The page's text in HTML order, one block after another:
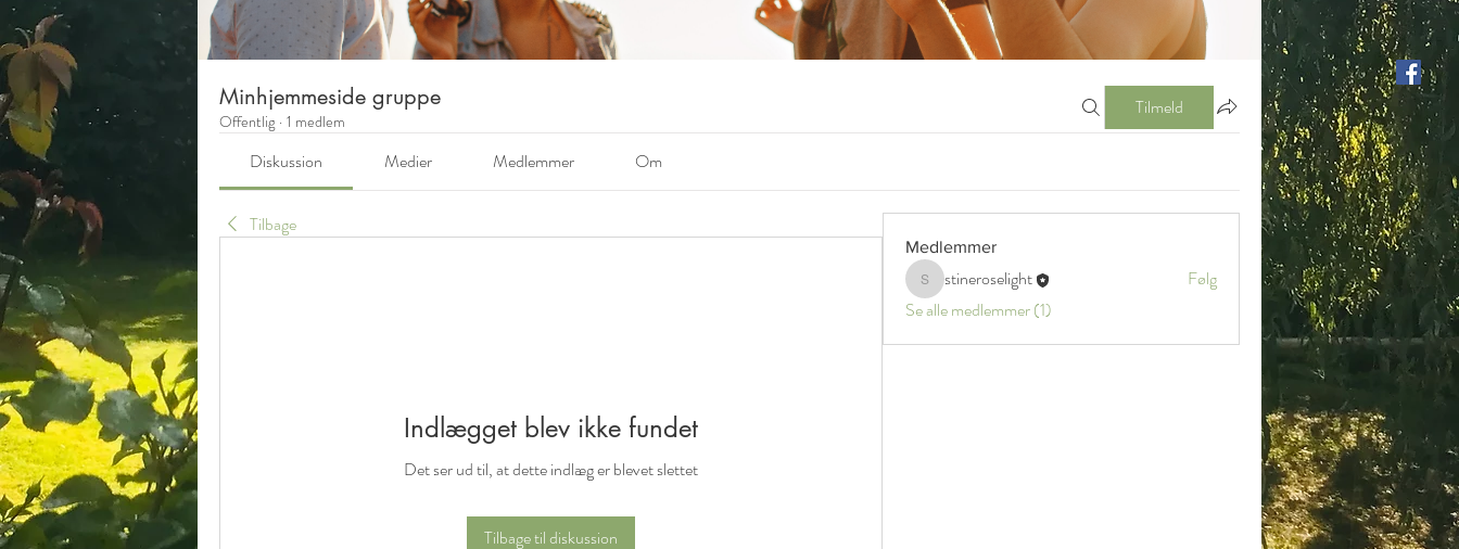
Minhjemmeside gruppe
Offentlig · 1 medlem
Tilmeld
Diskussion Medier Medlemmer Om
Tilbage
Indlægget blev ikke fundet
Det ser ud til, at dette indlæg er blevet slettet
Tilbage til diskussion
Medlemmer
stineroselight
stineroselight
Følg
Se alle medlemmer (1)